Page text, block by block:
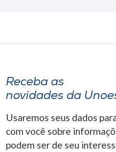
Receba as
novidades da
Usaremos seus dados
com você sobre
podem ser de seu